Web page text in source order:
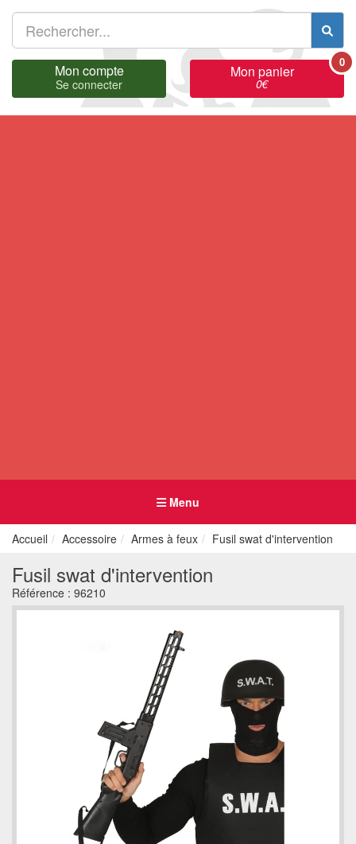
Mon compte
Se connecter
Mon panier
0€
0
Menu
Accueil Accessoire Armes à feux Fusil swat d'intervention
Fusil swat d'intervention
Référence : 96210